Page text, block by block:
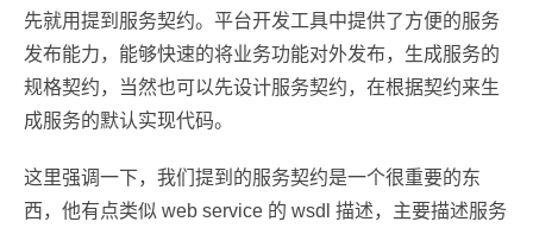
先就用提到服务契约。平台开发工具中提供了方便的服务
发布能力，能够快速的将业务功能对外发布，生成服务的
规格契约，当然也可以先设计服务契约，在根据契约来生
成服务的默认实现代码。
这里强调一下，我们提到的服务契约是一个很重要的东
西，他有点类似 web service 的 wsdl 描述，主要描述服务